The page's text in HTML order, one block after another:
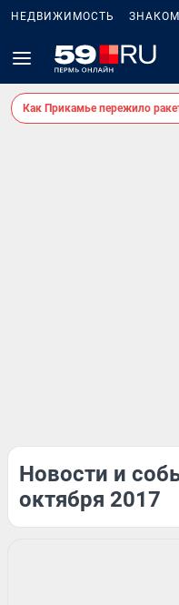
НЕДВИЖИМОСТЬ
Как Прикамье пережило
Новости и
октября 2017